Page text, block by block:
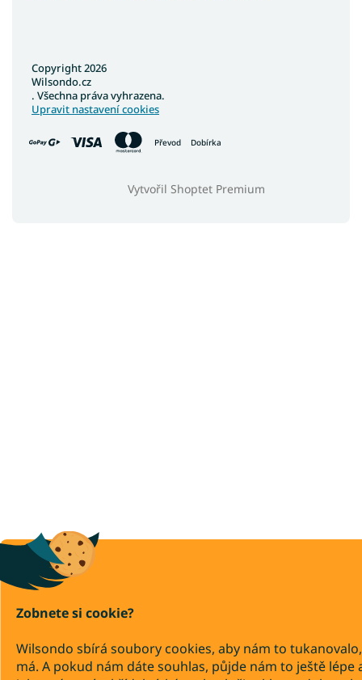
Zobnete si cookie?
Wilsondo sbírá soubory cookies, aby nám to
má. A pokud nám dáte souhlas, půjde nám to ještě lépe
Převod Dobírka
Vytvořil Shoptet Premium
Copyright 2026
Wilsondo.cz
. Všechna práva vyhrazena.
Upravit nastavení cookies